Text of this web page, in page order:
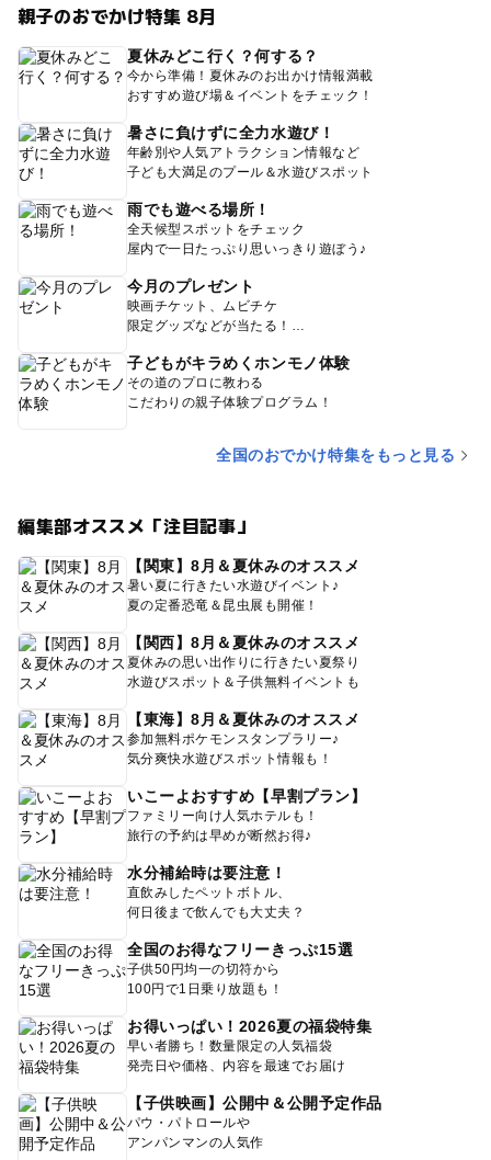
親子のおでかけ特集 8月
夏休みどこ行く？何する？
今から準備！夏休みのお出かけ情報満載
おすすめ遊び場＆イベントをチェック！
暑さに負けずに全力水遊び！
年齢別や人気アトラクション情報など
子ども大満足のプール＆水遊びスポット
雨でも遊べる場所！
全天候型スポットをチェック
屋内で一日たっぷり思いっきり遊ぼう♪
今月のプレゼント
映画チケット、ムビチケ
限定グッズなどが当たる！
子どもがキラめくホンモノ体験
その道のプロに教わる
こだわりの親子体験プログラム！
全国のおでかけ特集をもっと見る
編集部オススメ「注目記事」
【関東】8月＆夏休みのオススメ
暑い夏に行きたい水遊びイベント♪
夏の定番恐竜＆昆虫展も開催！
【関西】8月＆夏休みのオススメ
夏休みの思い出作りに行きたい夏祭り
水遊びスポット＆子供無料イベントも
【東海】8月＆夏休みのオススメ
参加無料ポケモンスタンプラリー♪
気分爽快水遊びスポット情報も！
いこーよおすすめ【早割プラン】
ファミリー向け人気ホテルも！
旅行の予約は早めが断然お得♪
水分補給時は要注意！
直飲みしたペットボトル、
何日後まで飲んでも大丈夫？
全国のお得なフリーきっぷ15選
子供50円均一の切符から
100円で1日乗り放題も！
お得いっぱい！2026夏の福袋特集
早い者勝ち！数量限定の人気福袋
発売日や価格、内容を最速でお届け
【子供映画】公開中＆公開予定作品
パウ・パトロールや
アンパンマンの人気作